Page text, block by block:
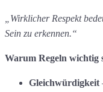
„Wirklicher Respekt
Sein zu erkennen.“
Warum Regeln wichtig
Gleichwürdigkeit